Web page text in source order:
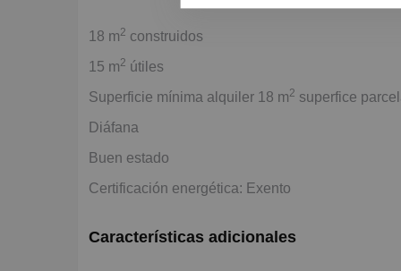
18 m2 construidos
15 m2 útiles
Superficie mínima alquiler 18 m2 superfice
Diáfana
Buen estado
Certificación energética: Exento
Características adicionales